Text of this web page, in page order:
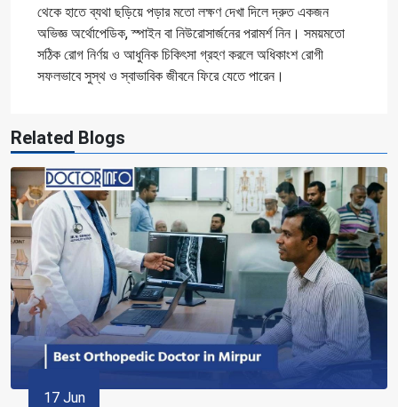
থেকে হাতে ব্যথা ছড়িয়ে পড়ার মতো লক্ষণ দেখা দিলে দ্রুত একজন
অভিজ্ঞ অর্থোপেডিক, স্পাইন বা নিউরোসার্জনের পরামর্শ নিন। সময়মতো
সঠিক রোগ নির্ণয় ও আধুনিক চিকিৎসা গ্রহণ করলে অধিকাংশ রোগী
সফলভাবে সুস্থ ও স্বাভাবিক জীবনে ফিরে যেতে পারেন।
Related Blogs
17 Jun